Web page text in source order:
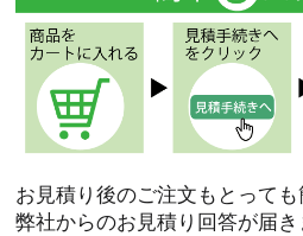
お見積り後のご注文もとっても
弊社からのお見積り回答が届